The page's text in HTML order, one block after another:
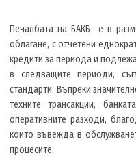
Печалбата на БАКБ е в
облагане, с отчетени
кредити за периода и
в следващите периоди,
стандарти. Въпреки
техните трансакции,
оперативните разходи,
които въвежда в
процесите.